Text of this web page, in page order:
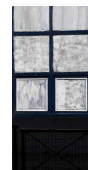
擊環法環法是三
期間約一個月，
人與團體計時賽
7月12日法國中
達41°C ，因此
（Malemort）至
縮短為155.5公
下長時間騎乘的
政首長將獲得授